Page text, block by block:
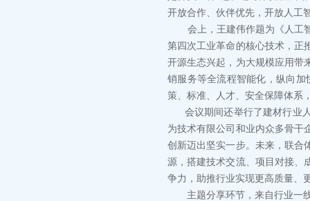
开放合作、伙伴优先，开放人工
会上，王建伟作题为《人工智
第四次工业革命的核心技术，正
开源生态兴起，为大规模应用带
销服务等全流程智能化，纵向加
策、标准、人才、安全保障体系
会议期间还举行了建材行业人
为技术有限公司和业内众多骨干
创新迈出坚实一步。未来，联合
源，搭建技术交流、项目对接、
争力，助推行业实现更高质量、
主题分享环节，来自行业一线